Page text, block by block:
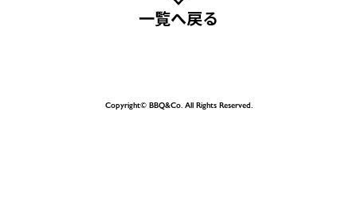
一覧へ戻る
Copyright© BBQ&Co. All Rights Reserved.